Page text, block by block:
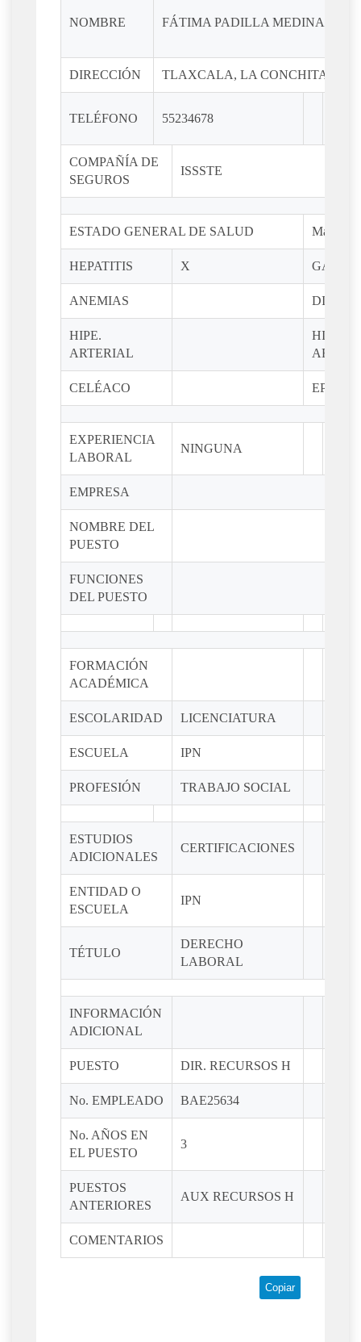
NOMBRE FÁTIMA PADILLA MEDINA
DIRECCIÓN TLAXCALA, LA CONCHITA,
TELÉFONO 55234678
COMPAÑÍA DE
SEGUROS
ISSSTE
ESTADO GENERAL DE SALUD Marca
HEPATITIS X
ANEMIAS
HIPE.
ARTERIAL
HIPO.
CELÉACO
EXPERIENCIA
LABORAL
NINGUNA
EMPRESA
NOMBRE DEL
PUESTO
FUNCIONES
DEL PUESTO
FORMACIÓN
ACADÉMICA
ESCOLARIDAD LICENCIATURA
ESCUELA IPN
PROFESIÓN TRABAJO SOCIAL
ESTUDIOS
ADICIONALES
CERTIFICACIONES
ENTIDAD O
ESCUELA
IPN
TÉTULO
DERECHO
LABORAL
INFORMACIÓN
ADICIONAL
PUESTO DIR. RECURSOS H
No. EMPLEADO BAE25634
No. AÑOS EN
EL PUESTO
3
PUESTOS
ANTERIORES
AUX RECURSOS H
COMENTARIOS
Copiar